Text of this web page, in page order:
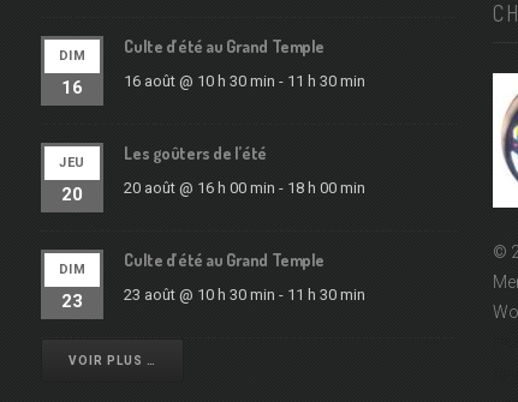
DIM
16
Culte d’été au Grand Temple
16 août @ 10 h 30 min - 11 h 30 min
JEU
20
Les goûters de l’été
20 août @ 16 h 00 min - 18 h 00 min
DIM
23
Culte d’été au Grand Temple
23 août @ 10 h 30 min - 11 h 30 min
VOIR PLUS …
©